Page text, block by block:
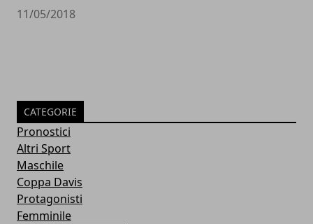
11/05/2018
CATEGORIE
Pronostici
Altri Sport
Maschile
Coppa Davis
Protagonisti
Femminile